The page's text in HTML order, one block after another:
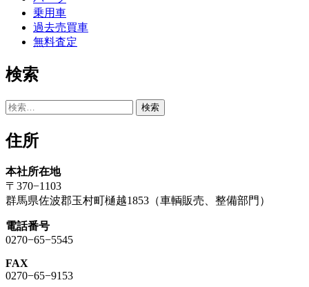
乗用車
過去売買車
無料査定
検索
検
住所
本社所在地
〒370−1103
群馬県佐波郡玉村町樋越1853（車輌販売、整備部門）
電話番号
0270−65−5545
FAX
0270−65−9153